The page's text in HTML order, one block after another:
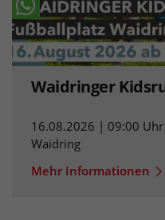
Waidringer
16.08.2026 | 09:00 Uhr
Waidring
Mehr Informationen